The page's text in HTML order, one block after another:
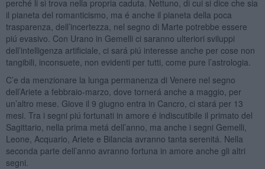
perché li si trova nella propria caduta. Nettuno, di cui si dice che sia
il pianeta del romanticismo, ma é anche il pianeta della poca
trasparenza, dell’incertezza, nel segno di Marte potrebbe essere
piú evasivo. Con Urano in Gemelli ci saranno ulteriori sviluppi
dell’intelligenza artificiale, ci sará piú interesse anche per cose non
tangibili, inconsuete, non evidenti per tutti, come pure l’astrologia.
C’e da menzionare la lunga permanenza di Venere nel segno
dell’Ariete a febbraio-marzo, dove tornerá anche a maggio, per
un’altro mese. Giove il 9 giugno entra in Cancro, ci stará per 13
mesi. Tra i segni piú fortunati in amore é indiscutibile il primato del
Sagittario, nella prima metá dell’anno, ma anche i segni Gemelli,
Leone, Acquario, Ariete e Bilancia avranno tanta serenitá. Nella
seconda parte dell’anno avranno fortuna in amore anche gli altri
segni.